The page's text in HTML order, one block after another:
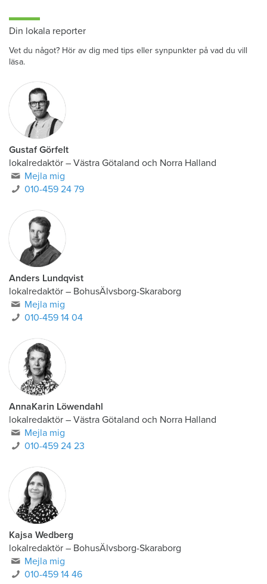
Din lokala reporter
Vet du något? Hör av dig med tips eller synpunkter på vad du vill
läsa.
Gustaf Görfelt
lokalredaktör – Västra Götaland och Norra Halland
Mejla mig
010-459 24 79
Anders Lundqvist
lokalredaktör – BohusÄlvsborg-Skaraborg
Mejla mig
010-459 14 04
AnnaKarin Löwendahl
lokalredaktör – Västra Götaland och Norra Halland
Mejla mig
010-459 24 23
Kajsa Wedberg
lokalredaktör – BohusÄlvsborg-Skaraborg
Mejla mig
010-459 14 46